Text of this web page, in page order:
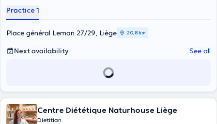
Practice 1
Place général Leman 27/29, Liège 20,8 km
Next availability See all
Centre Diététique Naturhouse Liège
Dietitian